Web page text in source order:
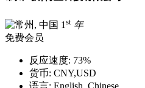
1 st 年
免费会员
反应速度: 73%
货币: CNY,USD
语言: English, Chinese